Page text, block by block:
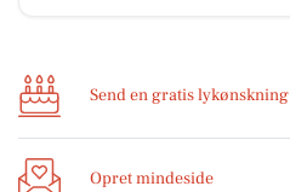
Send en gratis lykønskning
Opret mindeside